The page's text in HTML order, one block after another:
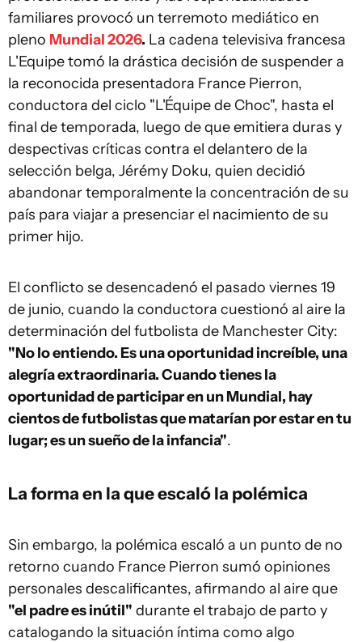
familiares provocó un terremoto mediático en
pleno Mundial 2026. La cadena televisiva francesa
L'Equipe tomó la drástica decisión de suspender a
la reconocida presentadora France Pierron,
conductora del ciclo "L'Équipe de Choc", hasta el
final de temporada, luego de que emitiera duras y
despectivas críticas contra el delantero de la
selección belga, Jérémy Doku, quien decidió
abandonar temporalmente la concentración de su
país para viajar a presenciar el nacimiento de su
primer hijo.
El conflicto se desencadenó el pasado viernes 19
de junio, cuando la conductora cuestionó al aire la
determinación del futbolista de Manchester City:
"No lo entiendo. Es una oportunidad increíble, una
alegría extraordinaria. Cuando tienes la
oportunidad de participar en un Mundial, hay
cientos de futbolistas que matarían por estar en tu
lugar; es un sueño de la infancia".
La forma en la que escaló la polémica
Sin embargo, la polémica escaló a un punto de no
retorno cuando France Pierron sumó opiniones
personales descalificantes, afirmando al aire que
"el padre es inútil" durante el trabajo de parto y
catalogando la situación íntima como algo